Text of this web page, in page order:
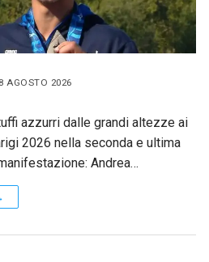
8 AGOSTO 2026
azzurri dalle grandi altezze ai
2026 nella seconda e ultima
Andrea…